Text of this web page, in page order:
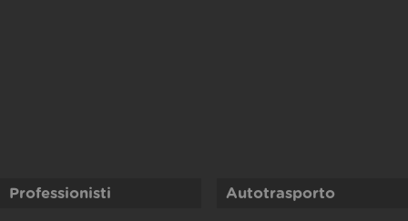
Professionisti Autotrasporto